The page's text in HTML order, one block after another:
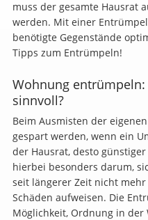
muss der gesamte Hausrat
werden. Mit einer
benötigte Gegenstände
Tipps zum Entrümpeln!
Wohnung
sinnvoll?
Beim Ausmisten der
gespart werden, wenn ein
der Hausrat, desto
hierbei besonders darum,
seit längerer Zeit nicht
Schäden aufweisen. Die
Möglichkeit, Ordnung in der